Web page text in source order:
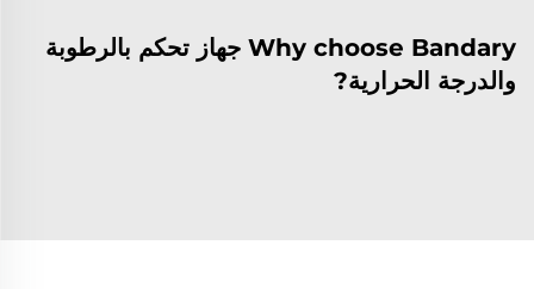
Why choose Bandary جهاز تحكم بالرطوبة
والدرجة الحرارية?